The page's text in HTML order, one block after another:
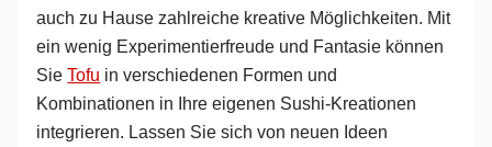
auch zu Hause zahlreiche kreative Möglichkeiten. Mit
ein wenig Experimentierfreude und Fantasie können
SieTofu in verschiedenen Formen und
Kombinationen in Ihre eigenen Sushi-Kreationen
integrieren. Lassen Sie sich von neuen Ideen